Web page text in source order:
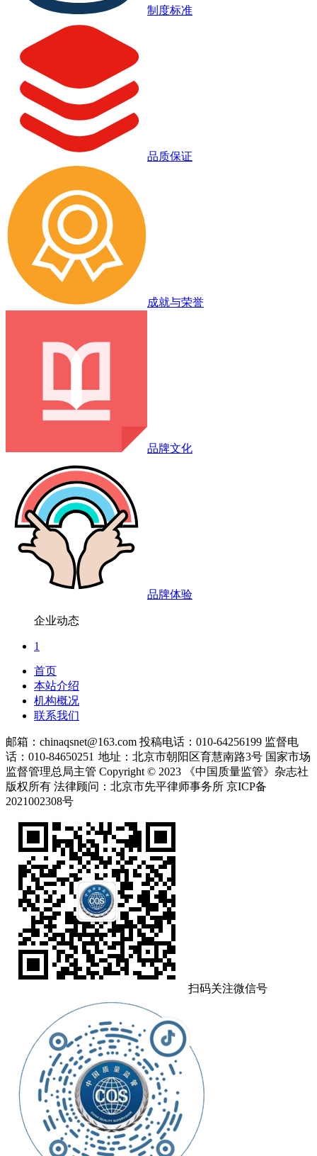
制度标准
品质保证
成就与荣誉
品牌文化
品牌体验
企业动态
1
首页
本站介绍
机构概况
联系我们
邮箱：chinaqsnet@163.com 投稿电话：010-64256199 监督电
话：010-84650251 地址：北京市朝阳区育慧南路3号 国家市场
监督管理总局主管 Copyright © 2023 《中国质量监管》杂志社
版权所有 法律顾问：北京市先平律师事务所 京ICP备
2021002308号
扫码关注微信号